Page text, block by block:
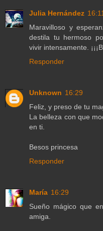
Julia Hernández 16:11
Maravilloso y
destila tu hermoso
vivir intensamente.
Responder
Unknown 16:29
Feliz, y preso de tu
La belleza con que
en ti.
Besos princesa
Responder
María 16:29
Sueño mágico que
amiga.